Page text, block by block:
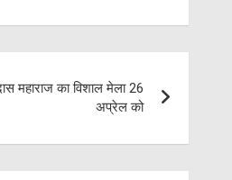
महाराज का विशाल मेला 26
अप्रेल को